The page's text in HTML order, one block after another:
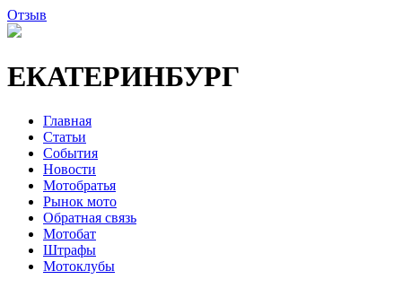
Отзыв
ЕКАТЕРИНБУРГ
Главная
Статьи
События
Новости
Мотобратья
Рынок мото
Обратная связь
Мотобат
Штрафы
Мотоклубы